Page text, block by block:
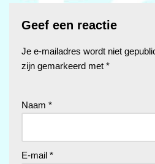
Geef een reactie
Je e-mailadres wordt niet
zijn gemarkeerd met *
Naam *
E-mail *